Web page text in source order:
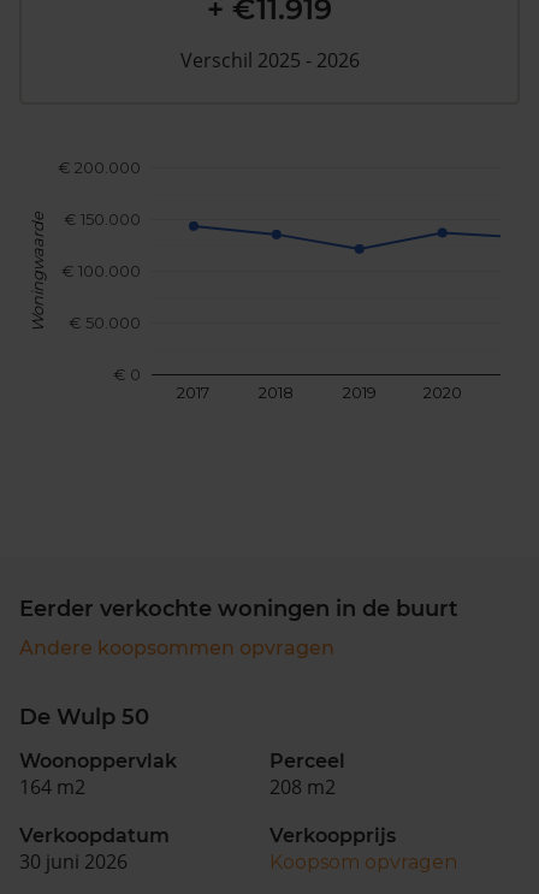
2017 2018 2019 2020
€ 0
€ 50.000
€ 100.000
€ 150.000
€ 200.000
Woningwaarde
+ €11.919
Verschil 2025 - 2026
Eerder verkochte woningen in de buurt
Andere koopsommen opvragen
De Wulp 50
Woonoppervlak
164 m2
Perceel
208 m2
Verkoopdatum
30 juni 2026
Verkoopprijs
Koopsom opvragen